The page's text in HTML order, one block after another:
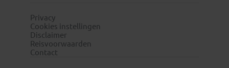
Privacy
Cookies instellingen
Disclaimer
Reisvoorwaarden
Contact